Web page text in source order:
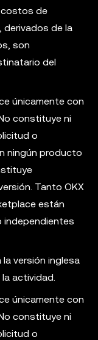
costos de
derivados de la
son
del
únicamente con
constituye ni
o
ningún producto
Tanto OKX
están
independientes
versión inglesa
actividad.
únicamente con
constituye ni
o